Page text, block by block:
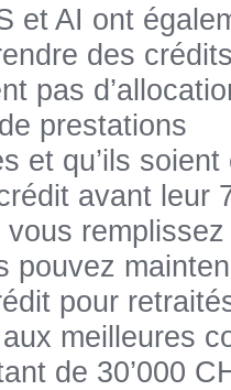
et AI ont
des
pas
prestations
et qu’ils
avant leur
pouvez
pour
meilleures
de 30’000